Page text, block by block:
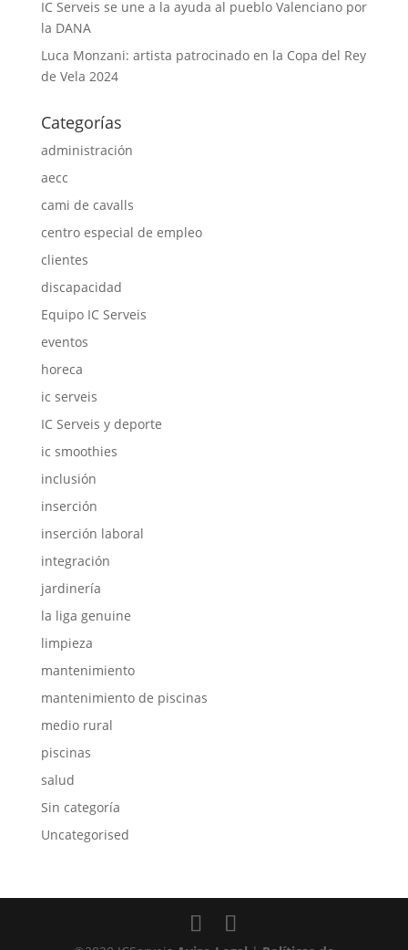
IC Serveis se une a la ayuda al pueblo Valenciano por
la DANA
Luca Monzani: artista patrocinado en la Copa del Rey
de Vela 2024
Categorías
administración
aecc
cami de cavalls
centro especial de empleo
clientes
discapacidad
Equipo IC Serveis
eventos
horeca
ic serveis
IC Serveis y deporte
ic smoothies
inclusión
inserción
inserción laboral
integración
jardinería
la liga genuine
limpieza
mantenimiento
mantenimiento de piscinas
medio rural
piscinas
salud
Sin categoría
Uncategorised